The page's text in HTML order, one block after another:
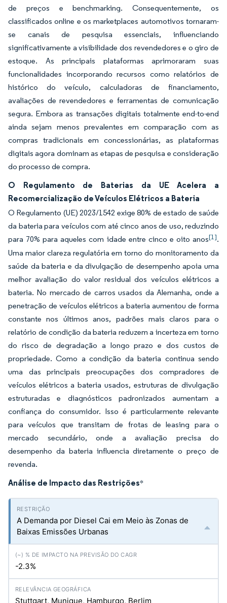
de preços e benchmarking. Consequentemente, os
classificados online e os marketplaces automotivos tornaram-
se canais de pesquisa essenciais, influenciando
significativamente a visibilidade dos revendedores e o giro de
estoque. As principais plataformas aprimoraram suas
funcionalidades incorporando recursos como relatórios de
histórico do veículo, calculadoras de financiamento,
avaliações de revendedores e ferramentas de comunicação
segura. Embora as transações digitais totalmente end-to-end
ainda sejam menos prevalentes em comparação com as
compras tradicionais em concessionárias, as plataformas
digitais agora dominam as etapas de pesquisa e consideração
do processo de compra.
O Regulamento de Baterias da UE Acelera a
Recomercialização de Veículos Elétricos a Bateria
O Regulamento (UE) 2023/1542 exige 80% de estado de saúde
da bateria para veículos com até cinco anos de uso, reduzindo
para 70% para aqueles com idade entre cinco e oito anos[1].
Uma maior clareza regulatória em torno do monitoramento da
saúde da bateria e da divulgação de desempenho apoia uma
melhor avaliação do valor residual dos veículos elétricos a
bateria. No mercado de carros usados da Alemanha, onde a
penetração de veículos elétricos a bateria aumentou de forma
constante nos últimos anos, padrões mais claros para o
relatório de condição da bateria reduzem a incerteza em torno
do risco de degradação a longo prazo e dos custos de
propriedade. Como a condição da bateria continua sendo
uma das principais preocupações dos compradores de
veículos elétricos a bateria usados, estruturas de divulgação
estruturadas e diagnósticos padronizados aumentam a
confiança do consumidor. Isso é particularmente relevante
para veículos que transitam de frotas de leasing para o
mercado secundário, onde a avaliação precisa do
desempenho da bateria influencia diretamente o preço de
revenda.
Análise de Impacto das Restrições*
A Demanda por Diesel Cai em Meio às Zonas de
Baixas Emissões Urbanas
-2.3%
Stuttgart, Munique, Hamburgo, Berlim